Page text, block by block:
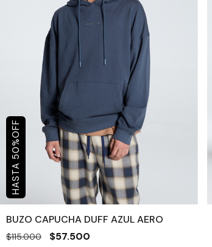
50
%
OFF
BUZO CAPUCHA DUFF AZUL AERO
$115.000 $57.500